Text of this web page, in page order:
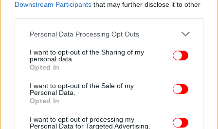
Downstream Participants that may further disclose it to other
Please note that this website/app uses one or more Google
not limited to your visit or usage behaviour. You may click to
grant or deny consent to Google and its third-party tags to
use your data for below specified purposes in below Google
consent section.
Personal Data Processing Opt Outs
I want to opt-out of the Sharing of my
personal data.
Opted In
I want to opt-out of the Sale of my
Personal Data.
Opted In
I want to opt-out of processing my
Personal Data for Targeted Advertising.
ΠΟΛΙΤΙΣΜΟΣ 13/08/2012 15:49
Ανοίγει στις 14 Αυγούστου το Αρχαιολογικό